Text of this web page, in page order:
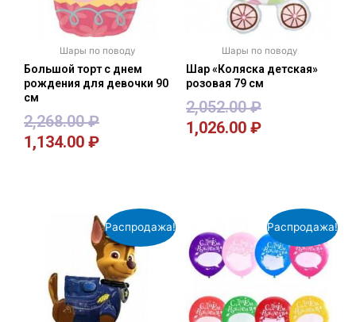
Шары по поводу
Большой торт с днем
рождения для девочки 90
см
2,268.00₽
1,134.00 ₽
Шары по поводу
Шар «Коляска детская»
розовая 79 см
2,052.00₽
1,026.00 ₽
Распродажа! Распродажа!